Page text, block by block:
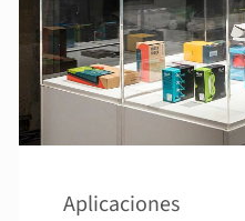
Aplicaciones